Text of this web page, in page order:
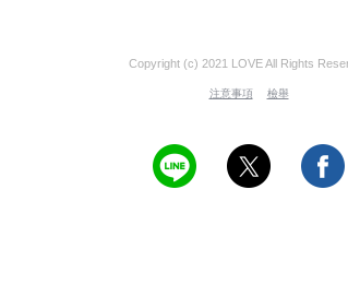
Copyright (c) 2021 LOVE All Rights
注意事項 檢舉